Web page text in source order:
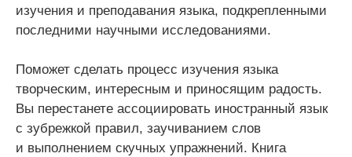
изучения и преподавания языка, подкрепленными
последними научными исследованиями.
Поможет сделать процесс изучения языка
творческим, интересным и приносящим радость.
Вы перестанете ассоциировать иностранный язык
с зубрежкой правил, заучиванием слов
и выполнением скучных упражнений. Книга